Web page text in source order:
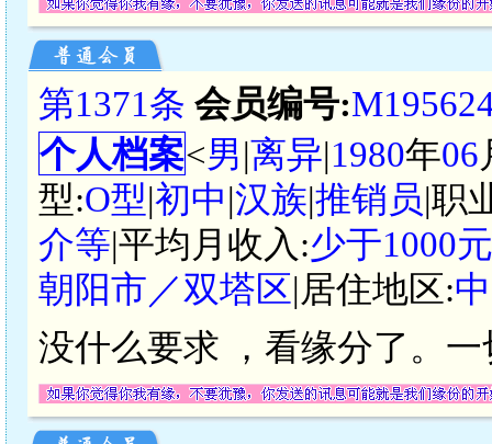
第1371条 会员编号:
个人档案<男|离异|1980年06
型:O型|初中|汉族|推销员|职
介等|平均月收入:少于1000
朝阳市／双塔区|居住地区:
没什么要求 ，看缘分了。